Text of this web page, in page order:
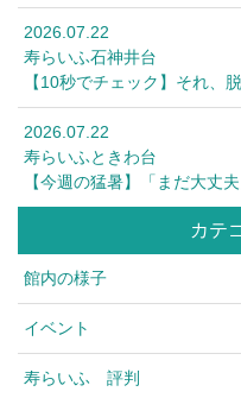
2026.07.22
寿らいふ石神井台
【10秒でチェック】それ、
2026.07.22
寿らいふときわ台
【今週の猛暑】「まだ大丈
カテ
館内の様子
イベント
寿らいふ 評判